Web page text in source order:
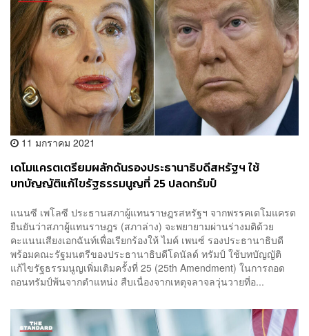
11 มกราคม 2021
เดโมแครตเตรียมผลักดันรองประธานาธิบดีสหรัฐฯ ใช้
บทบัญญัติแก้ไขรัฐธรรมนูญที่ 25 ปลดทรัมป์
แนนซี เพโลซี ประธานสภาผู้แทนราษฎรสหรัฐฯ จากพรรคเดโมแครต
ยืนยันว่าสภาผู้แทนราษฎร (สภาล่าง) จะพยายามผ่านร่างมติด้วย
คะแนนเสียงเอกฉันท์เพื่อเรียกร้องให้ ไมค์ เพนซ์ รองประธานาธิบดี
พร้อมคณะรัฐมนตรีของประธานาธิบดีโดนัลด์ ทรัมป์ ใช้บทบัญญัติ
แก้ไขรัฐธรรมนูญเพิ่มเติมครั้งที่ 25 (25th Amendment) ในการถอด
ถอนทรัมป์พ้นจากตำแหน่ง สืบเนื่องจากเหตุจลาจลวุ่นวายที่อ...